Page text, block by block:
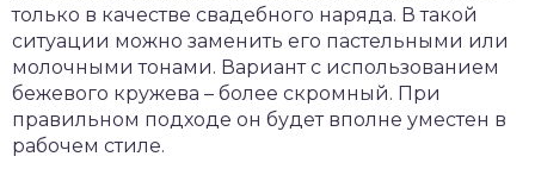
только в качестве свадебного наряда. В такой
ситуации можно заменить его пастельными или
молочными тонами. Вариант с использованием
бежевого кружева – более скромный. При
правильном подходе он будет вполне уместен в
рабочем стиле.